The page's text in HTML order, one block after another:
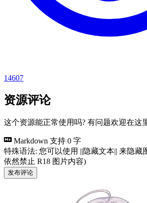
14607
资源评论
这个资源能正常使用吗? 有问题欢迎在这
Markdown 支持 0 字
特殊语法: 您可以使用 ||隐藏文本|| 来隐藏
依然禁止 R18 图片内容)
发布评论